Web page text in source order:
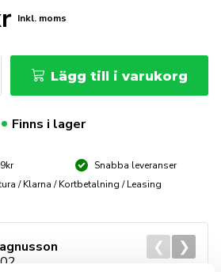
Inkl. moms
Lägg till i varukorg
Finns i lager
Snabba leveranser
/ Klarna / Kortbetalning / Leasing
❮ ❯